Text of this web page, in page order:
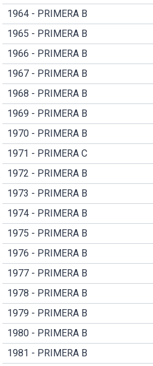
1964 - PRIMERA B
1965 - PRIMERA B
1966 - PRIMERA B
1967 - PRIMERA B
1968 - PRIMERA B
1969 - PRIMERA B
1970 - PRIMERA B
1971 - PRIMERA C
1972 - PRIMERA B
1973 - PRIMERA B
1974 - PRIMERA B
1975 - PRIMERA B
1976 - PRIMERA B
1977 - PRIMERA B
1978 - PRIMERA B
1979 - PRIMERA B
1980 - PRIMERA B
1981 - PRIMERA B